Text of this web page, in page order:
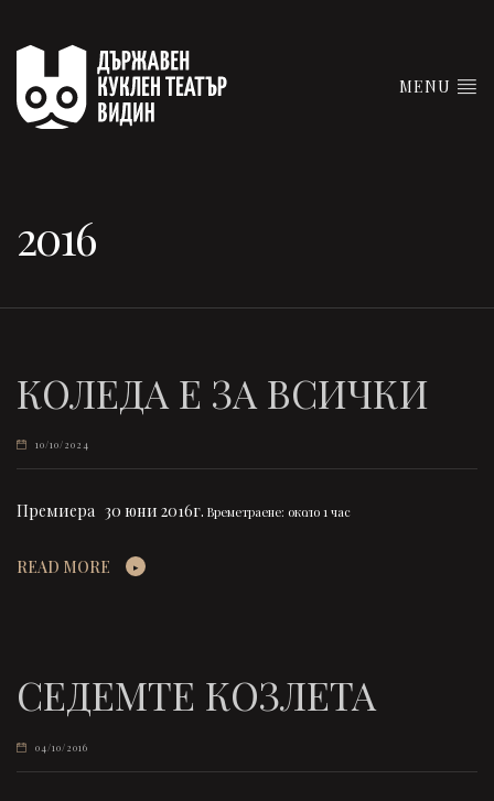
MENU
2016
КОЛЕДА Е ЗА ВСИЧКИ
10/10/2024
Премиера 30 юни 2016г. Времетраене: около 1 час
READ MORE
СЕДЕМТЕ КОЗЛЕТА
04/10/2016